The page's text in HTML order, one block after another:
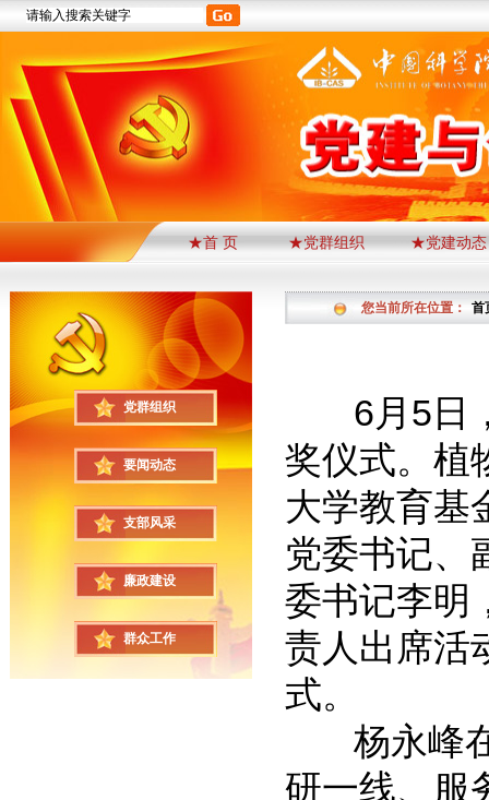
★首 页 ★党群组织 ★党建动态
党群组织
要闻动态
支部风采
廉政建设
群众工作
您当前所在位置： 首
6月5日，
奖仪式。植
大学教育基
党委书记、
委书记李明
责人出席活
式。
杨永峰在
研一线、服